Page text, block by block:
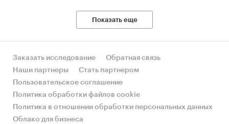
Показать еще
Заказать исследование
Обратная связь
Наши партнеры
Стать партнером
Пользовательское соглашение
Политика обработки файлов cookie
Политика в отношении обработки персональных данных
Облако для бизнеса